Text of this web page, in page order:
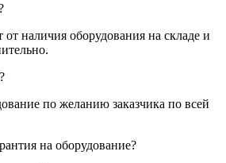
от наличия оборудования на складе и
по желанию заказчика по всей
на оборудование?